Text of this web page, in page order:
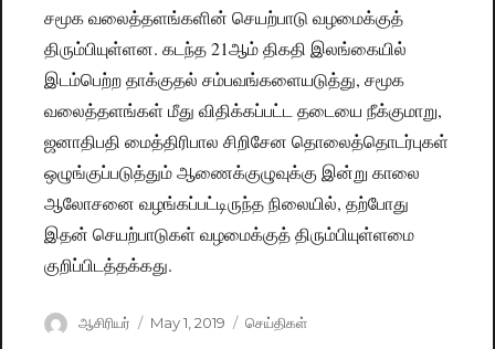
சமூக வலைத்தளங்களின் செயற்பாடு வழமைக்குத்
திரும்பியுள்ளன. கடந்த 21ஆம் திகதி இலங்கையில்
இடம்பெற்ற தாக்குதல் சம்பவங்களையடுத்து, சமூக
வலைத்தளங்கள் மீது விதிக்கப்பட்ட தடையை நீக்குமாறு,
ஜனாதிபதி மைத்திரிபால சிறிசேன தொலைத்தொடர்புகள்
ஒழுங்குப்படுத்தும் ஆணைக்குழுவுக்கு இன்று காலை
ஆலோசனை வழங்கப்பட்டிருந்த நிலையில், தற்போது
இதன் செயற்பாடுகள் வழமைக்குத் திரும்பியுள்ளமை
குறிப்பிடத்தக்கது.
Author
ஆசிரியர்
Posted
May 1, 2019 Categories
செய்திகள்